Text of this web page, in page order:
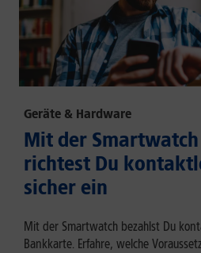
Geräte & Hardware
Mit der Smartwatch
richtest Du
sicher ein
Mit der Smartwatch bezahlst Du
Bankkarte. Erfahre, welche